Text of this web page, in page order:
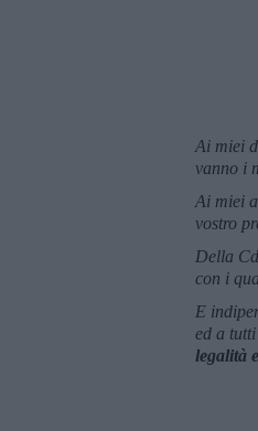
Ai miei
vanno i
Ai miei
vostro
Della
con i
E
ed a
legalità